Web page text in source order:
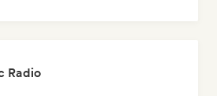
Radio